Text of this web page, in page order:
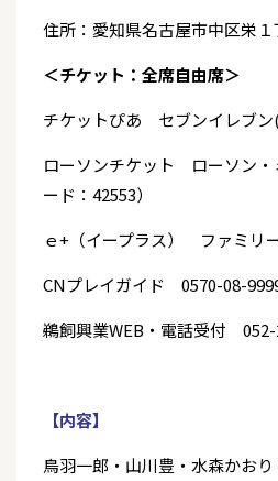
住所：愛知県名古屋市中区栄１
＜チケット：全席自由席＞
チケットぴあ セブンイレブン
ローソンチケット ローソン・
ード：42553）
ｅ+（イープラス） ファミリ
CNプレイガイド 0570-08-
鵜飼興業WEB・電話受付 052-
【内容】
鳥羽一郎・山川豊・水森かお